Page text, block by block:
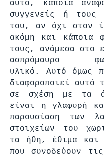
αυτό, κάποια
συγγενείς ή τους
του, αν όχι στον
ακόμη και κάποια
τους, ανάμεσα στο
ασπρόμαυρο
υλικό. Αυτό όμως
διαφοροποιεί αυτό
σε σχέση με τα
είναι η γλαφυρή
παρουσίαση των
στοιχείων του
τα ήθη, έθιμα και
που συνοδεύουν